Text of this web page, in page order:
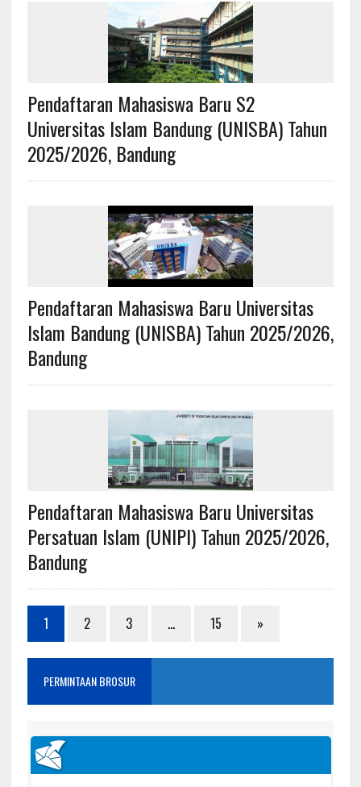
Pendaftaran Mahasiswa Baru S2
Universitas Islam Bandung (UNISBA) Tahun
2025/2026, Bandung
Pendaftaran Mahasiswa Baru Universitas
Islam Bandung (UNISBA) Tahun 2025/2026,
Bandung
Pendaftaran Mahasiswa Baru Universitas
Persatuan Islam (UNIPI) Tahun 2025/2026,
Bandung
1 2 3 … 15 »
PERMINTAAN BROSUR